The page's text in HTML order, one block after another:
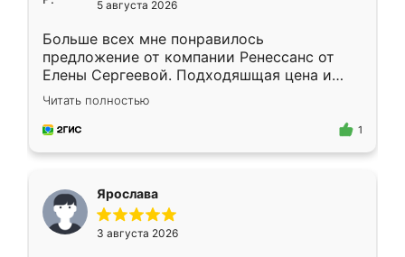
5 августа 2026
Больше всех мне понравилось
предложение от компании Ренессанс от
Елены Сергеевой. Подходяшщая цена и
короткие сроки изготовления. Приехавший
для замера сотрудник Владислав
предложил по моему эскизу самый
Читать полностью
1
Ярослава
3 августа 2026